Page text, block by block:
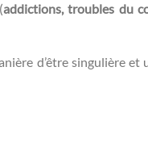
addictions, troubles du
d’être singulière